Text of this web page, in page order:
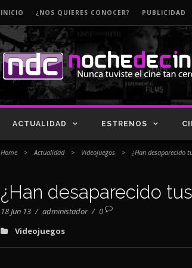
INICIO ¿NOS QUIERES CONOCER? PUBLICIDAD
ACTUALIDAD ESTRENOS
Home > Actualidad > Videojuegos > ¿Han desaparecido
¿Han desaparecido
18 Jun 13 / administador / 0
Videojuegos